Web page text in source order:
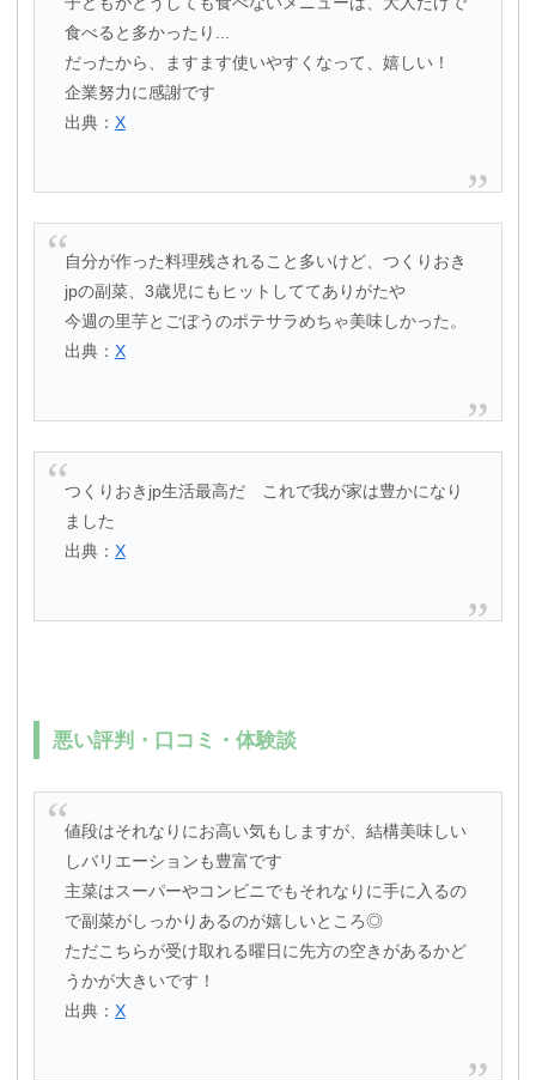
食べると多かったり...
だったから、ますます使いやすくなって、嬉しい！
企業努力に感謝です
出典： X
自分が作った料理残されること多いけど、つくりおき
jpの副菜、3歳児にもヒットしててありがたや
今週の里芋とごぼうのポテサラめちゃ美味しかった。
出典： X
つくりおきjp生活最高だ これで我が家は豊かになり
ました
出典： X
悪い評判・口コミ・体験談
値段はそれなりにお高い気もしますが、結構美味しい
しバリエーションも豊富です
主菜はスーパーやコンビニでもそれなりに手に入るの
で副菜がしっかりあるのが嬉しいところ◎
ただこちらが受け取れる曜日に先方の空きがあるかど
うかが大きいです！
出典： X